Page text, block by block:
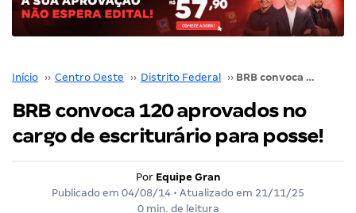
Início ›› Centro Oeste ›› Distrito Federal ›› BRB convoca 120 aprovados no cargo de escriturário para posse!
BRB convoca 120 aprovados no
cargo de escriturário para posse!
Por Equipe Gran
Publicado em 04/08/14 • Atualizado em 21/11/25
0 min. de leitura